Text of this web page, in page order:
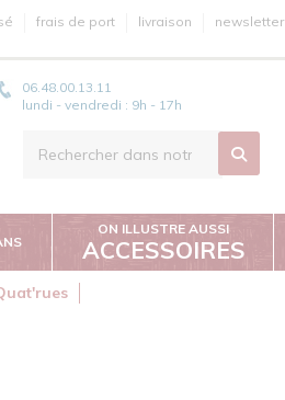
frais de port livraison newsletter
06.48.00.13.11
lundi - vendredi : 9h - 17h
ON ILLUSTRE AUSSI
ACCESSOIRES